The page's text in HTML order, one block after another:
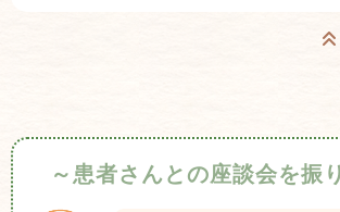
～患者さんとの座談会を振